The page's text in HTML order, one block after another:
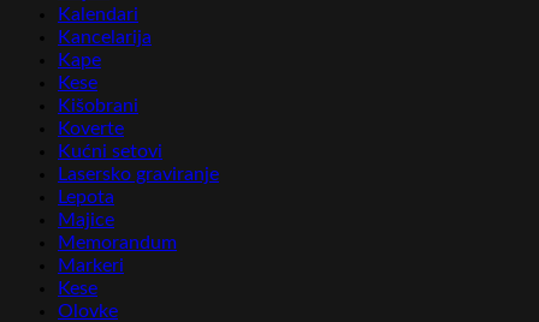
Kalendari
Kancelarija
Kape
Kese
Kišobrani
Koverte
Kućni setovi
Lasersko graviranje
Lepota
Majice
Memorandum
Markeri
Kese
Olovke